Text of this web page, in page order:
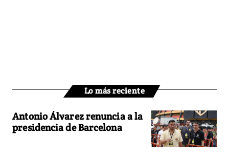
Lo más reciente
Antonio Álvarez renuncia a la
presidencia de Barcelona